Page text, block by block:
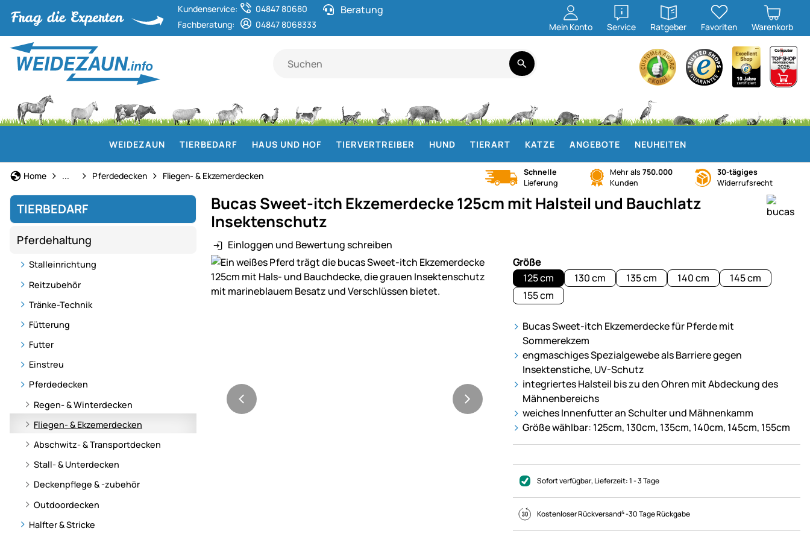
Kundenservice:
04847 80680
Fachberatung:
04847 8068333
Beratung
Mein Konto Service
öffnen
Ratgeber
öffnen
Favoriten Warenkorb
WEIDEZAUN TIERBEDARF HAUS UND HOF TIERVERTREIBER HUND TIERART KATZE ANGEBOTE NEUHEITEN
Home Pferdehaltung
... Pferdedecken Fliegen- & Ekzemerdecken
Schnelle
Lieferung
Mehr als 750.000
Kunden
30-tägiges
Widerrufsrecht
TIERBEDARF
Pferdehaltung
Stalleinrichtung
Reitzubehör
Tränke-Technik
Fütterung
Futter
Einstreu
Pferdedecken
Regen- & Winterdecken
Fliegen- & Ekzemerdecken
Abschwitz- & Transportdecken
Stall- & Unterdecken
Deckenpflege & -zubehör
Outdoordecken
Halfter & Stricke
Bucas Sweet-itch Ekzemerdecke 125cm mit Halsteil und Bauchlatz
Insektenschutz
Einloggen und Bewertung schreiben
Produktgalerie
Größe
125 cm
130 cm 135 cm 140 cm
145 cm
155 cm
Bucas Sweet-itch Ekzemerdecke für Pferde mit
Sommerekzem
engmaschiges Spezialgewebe als Barriere gegen
Insektenstiche, UV-Schutz
integriertes Halsteil bis zu den Ohren mit Abdeckung des
Mähnenbereichs
weiches Innenfutter an Schulter und Mähnenkamm
Größe wählbar: 125cm, 130cm, 135cm, 140cm, 145cm, 155cm
Sofort verfügbar, Lieferzeit:1 - 3 Tage
Kostenloser Rückversand4-30 Tage Rückgabe